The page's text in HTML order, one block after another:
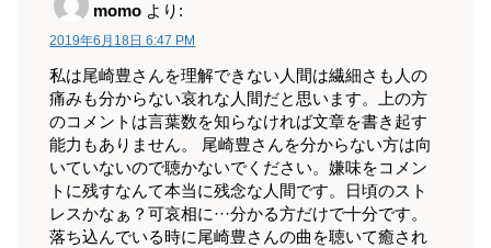
momo より:
2019年6月18日 6:47 PM
私は尾崎豊さんを理解できない人間は繊細さも人の
痛みも分からない哀れな人間だと思います。上の方
のコメントは言葉数を知らなければ文章を書き起す
能力もありません。 尾崎豊さんを分からない方は向
いていないので聴かないでください。嫌味をコメン
トに残すなんて本当に残念な人間です。日頃のスト
レスかなぁ？可哀相に···分かる方だけで十分です。
落ち込んでいる時に尾崎豊さんの曲を聴いて癒され